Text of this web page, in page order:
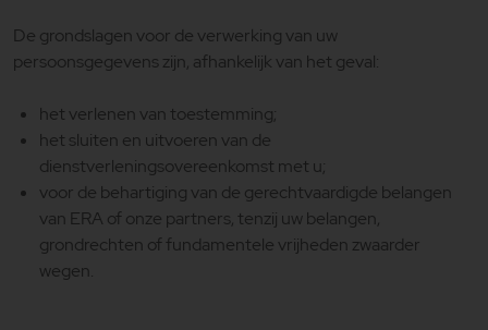
De grondslagen voor de verwerking van uw
persoonsgegevens zijn, afhankelijk van het geval:
het verlenen van toestemming;
het sluiten en uitvoeren van de
dienstverleningsovereenkomst met u;
voor de behartiging van de gerechtvaardigde belangen
van ERA of onze partners, tenzij uw belangen,
grondrechten of fundamentele vrijheden zwaarder
wegen.